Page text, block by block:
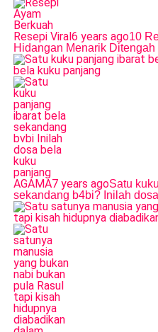
Resepi Viral6 years ago10
Hidangan Menarik Ditengah
AGAMA7 years agoSatu
sekandang b4bi? Inilah